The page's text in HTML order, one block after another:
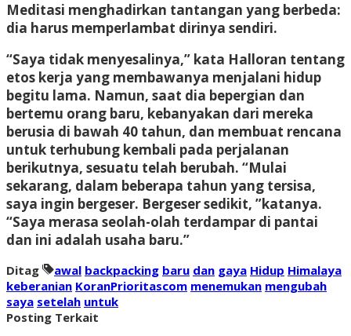
Meditasi menghadirkan tantangan yang berbeda:
dia harus memperlambat dirinya sendiri.
“Saya tidak menyesalinya,” kata Halloran tentang
etos kerja yang membawanya menjalani hidup
begitu lama. Namun, saat dia bepergian dan
bertemu orang baru, kebanyakan dari mereka
berusia di bawah 40 tahun, dan membuat rencana
untuk terhubung kembali pada perjalanan
berikutnya, sesuatu telah berubah. “Mulai
sekarang, dalam beberapa tahun yang tersisa,
saya ingin bergeser. Bergeser sedikit, ”katanya.
“Saya merasa seolah-olah terdampar di pantai
dan ini adalah usaha baru.”
Ditag awal backpacking baru dan gaya Hidup Himalaya
keberanian KoranPrioritascom menemukan mengubah
saya setelah untuk
Posting Terkait